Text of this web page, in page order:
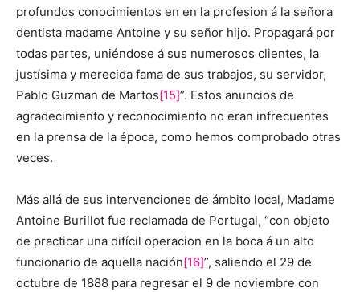
profundos conocimientos en en la profesion á la señora
dentista madame Antoine y su señor hijo. Propagará por
todas partes, uniéndose á sus numerosos clientes, la
justísima y merecida fama de sus trabajos, su servidor,
Pablo Guzman de Martos[15]”. Estos anuncios de
agradecimiento y reconocimiento no eran infrecuentes
en la prensa de la época, como hemos comprobado otras
veces.
Más allá de sus intervenciones de ámbito local, Madame
Antoine Burillot fue reclamada de Portugal, “con objeto
de practicar una difícil operacion en la boca á un alto
funcionario de aquella nación[16]”, saliendo el 29 de
octubre de 1888 para regresar el 9 de noviembre con